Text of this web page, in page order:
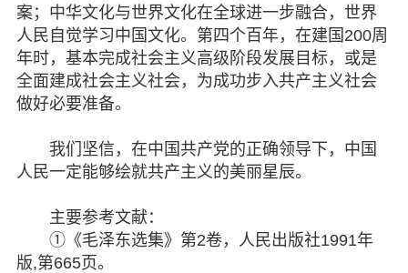
案；中华文化与世界文化在全球进一步融合，世界
人民自觉学习中国文化。第四个百年，在建国200周
年时，基本完成社会主义高级阶段发展目标，或是
全面建成社会主义社会，为成功步入共产主义社会
做好必要准备。
我们坚信，在中国共产党的正确领导下，中国
人民一定能够绘就共产主义的美丽星辰。
主要参考文献：
①《毛泽东选集》第2卷，人民出版社1991年
版,第665页。